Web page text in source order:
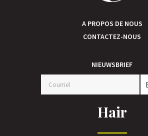
A PROPOS DE NOUS
CONTACTEZ-NOUS
NIEUWSBRIEF
Hair